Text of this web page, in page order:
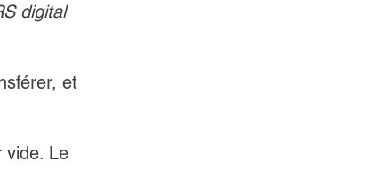
digital
et
vide. Le